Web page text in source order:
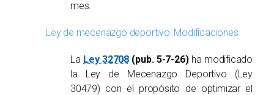
mes.
Ley de mecenazgo deportivo: Modificaciones
La Ley 32708(pub. 5-7-26)ha modificado
la Ley de Mecenazgo Deportivo (Ley
30479) con el propósito de optimizar el